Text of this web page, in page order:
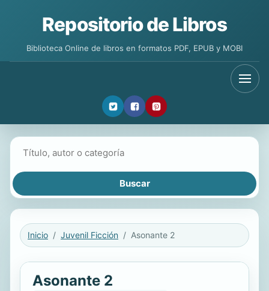
Repositorio de Libros
Biblioteca Online de libros en formatos PDF, EPUB y MOBI
Inicio Juvenil Ficción Asonante 2
Asonante 2